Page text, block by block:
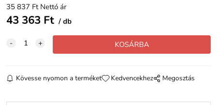
35 837 Ft Nettó ár
43 363 Ft db
Kövesse nyomon a terméket Kedvencekhez Megosztás